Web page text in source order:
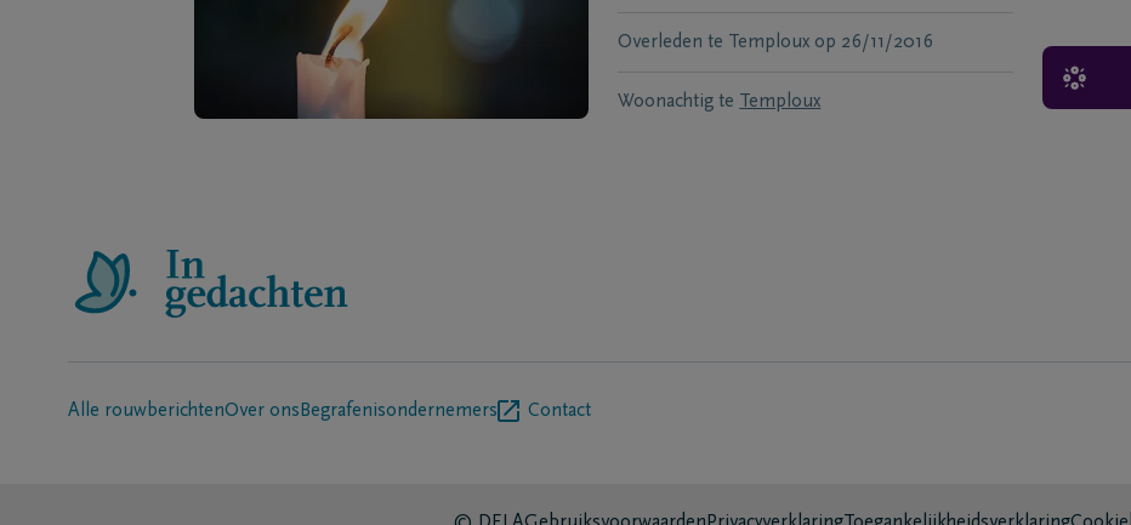
Overleden te Temploux op 26/11/2016
Woonachtig te Temploux
Alle rouwberichtenOver ons Begrafenisondernemers Contact